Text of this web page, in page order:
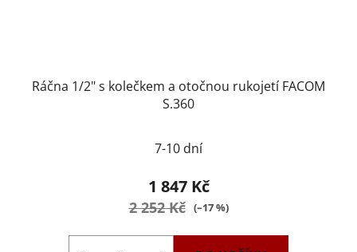
Ráčna 1/2" s kolečkem a otočnou rukojetí FACOM
S.360
7-10 dní
1 847 Kč
2 252 Kč (–17 %)